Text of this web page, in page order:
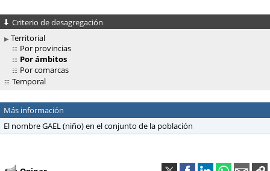
Criterio de desagregación
Territorial
Por provincias
Por ámbitos
Por comarcas
Temporal
Más información
El nombre GAEL (niño) en el conjunto de la población